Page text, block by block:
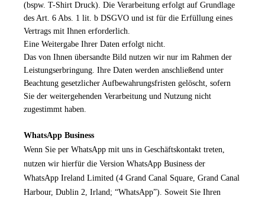
(bspw. T-Shirt Druck). Die Verarbeitung erfolgt auf Grundlage
des Art. 6 Abs. 1 lit. b DSGVO und ist für die Erfüllung eines
Vertrags mit Ihnen erforderlich.
Eine Weitergabe Ihrer Daten erfolgt nicht.
Das von Ihnen übersandte Bild nutzen wir nur im Rahmen der
Leistungserbringung. Ihre Daten werden anschließend unter
Beachtung gesetzlicher Aufbewahrungsfristen gelöscht, sofern
Sie der weitergehenden Verarbeitung und Nutzung nicht
zugestimmt haben.
WhatsApp Business
Wenn Sie per WhatsApp mit uns in Geschäftskontakt treten,
nutzen wir hierfür die Version WhatsApp Business der
WhatsApp Ireland Limited (4 Grand Canal Square, Grand Canal
Harbour, Dublin 2, Irland; “WhatsApp”). Soweit Sie Ihren